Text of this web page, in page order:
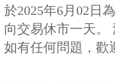
於2025年6月02日
向交易休市一天。
如有任何問題，歡